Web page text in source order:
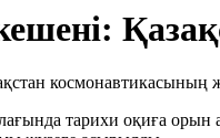
тарихи оқиға